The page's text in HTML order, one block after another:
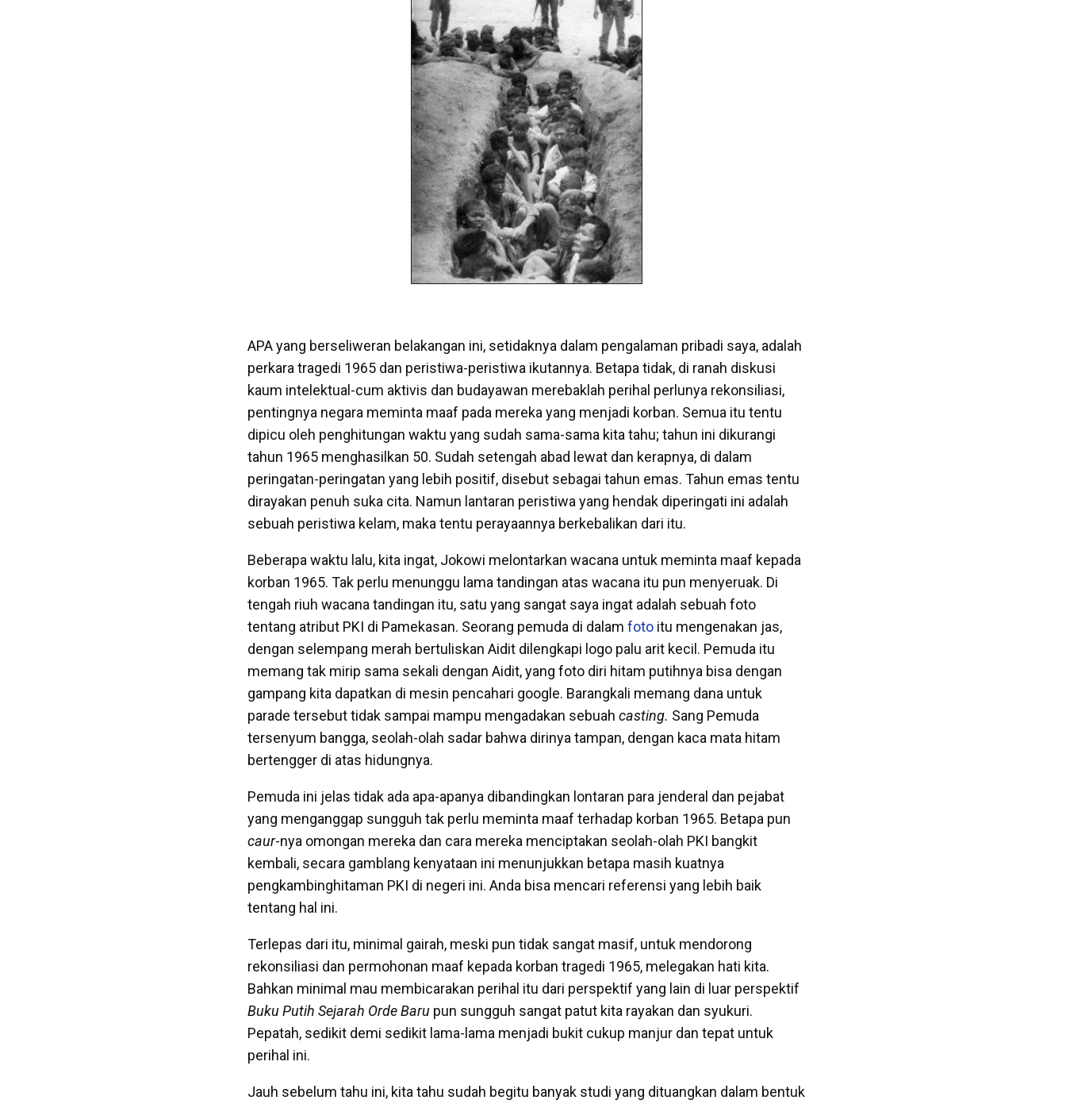
APA yang berseliweran belakangan ini, setidaknya dalam pengalaman pribadi saya, adalah
perkara tragedi 1965 dan peristiwa-peristiwa ikutannya. Betapa tidak, di ranah diskusi
kaum intelektual-cum aktivis dan budayawan merebaklah perihal perlunya rekonsiliasi,
pentingnya negara meminta maaf pada mereka yang menjadi korban. Semua itu tentu
dipicu oleh penghitungan waktu yang sudah sama-sama kita tahu; tahun ini dikurangi
tahun 1965 menghasilkan 50. Sudah setengah abad lewat dan kerapnya, di dalam
peringatan-peringatan yang lebih positif, disebut sebagai tahun emas. Tahun emas tentu
dirayakan penuh suka cita. Namun lantaran peristiwa yang hendak diperingati ini adalah
sebuah peristiwa kelam, maka tentu perayaannya berkebalikan dari itu.
Beberapa waktu lalu, kita ingat, Jokowi melontarkan wacana untuk meminta maaf kepada
korban 1965. Tak perlu menunggu lama tandingan atas wacana itu pun menyeruak. Di
tengah riuh wacana tandingan itu, satu yang sangat saya ingat adalah sebuah foto
tentang atribut PKI di Pamekasan. Seorang pemuda di dalam foto itu mengenakan jas,
dengan selempang merah bertuliskan Aidit dilengkapi logo palu arit kecil. Pemuda itu
memang tak mirip sama sekali dengan Aidit, yang foto diri hitam putihnya bisa dengan
gampang kita dapatkan di mesin pencahari google. Barangkali memang dana untuk
parade tersebut tidak sampai mampu mengadakan sebuah casting. Sang Pemuda
tersenyum bangga, seolah-olah sadar bahwa dirinya tampan, dengan kaca mata hitam
bertengger di atas hidungnya.
Pemuda ini jelas tidak ada apa-apanya dibandingkan lontaran para jenderal dan pejabat
yang menganggap sungguh tak perlu meminta maaf terhadap korban 1965. Betapa pun
caur-nya omongan mereka dan cara mereka menciptakan seolah-olah PKI bangkit
kembali, secara gamblang kenyataan ini menunjukkan betapa masih kuatnya
pengkambinghitaman PKI di negeri ini. Anda bisa mencari referensi yang lebih baik
tentang hal ini.
Terlepas dari itu, minimal gairah, meski pun tidak sangat masif, untuk mendorong
rekonsiliasi dan permohonan maaf kepada korban tragedi 1965, melegakan hati kita.
Bahkan minimal mau membicarakan perihal itu dari perspektif yang lain di luar perspektif
Buku Putih Sejarah Orde Baru pun sungguh sangat patut kita rayakan dan syukuri.
Pepatah, sedikit demi sedikit lama-lama menjadi bukit cukup manjur dan tepat untuk
perihal ini.
Jauh sebelum tahu ini, kita tahu sudah begitu banyak studi yang dituangkan dalam bentuk